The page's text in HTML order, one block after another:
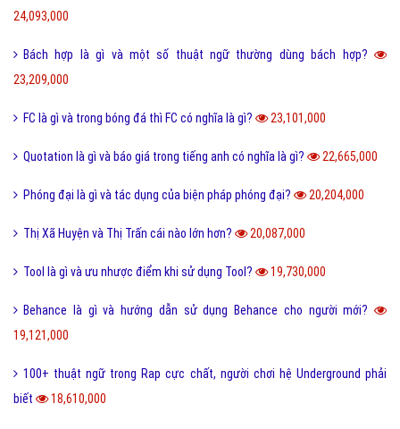
24,093,000
Bách hợp là gì và một số thuật ngữ thường dùng bách hợp?
23,209,000
FC là gì và trong bóng đá thì FC có nghĩa là gì? 23,101,000
Quotation là gì và báo giá trong tiếng anh có nghĩa là gì? 22,665,000
Phóng đại là gì và tác dụng của biện pháp phóng đại? 20,204,000
Thị Xã Huyện và Thị Trấn cái nào lớn hơn? 20,087,000
Tool là gì và ưu nhược điểm khi sử dụng Tool? 19,730,000
Behance là gì và hướng dẫn sử dụng Behance cho người mới?
19,121,000
100+ thuật ngữ trong Rap cực chất, người chơi hệ Underground phải
biết
18,610,000